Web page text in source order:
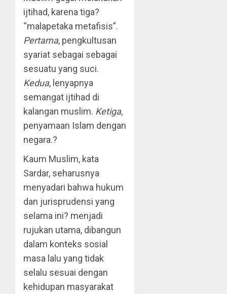
ijtihad, karena tiga?
“malapetaka metafisis”.
Pertama, pengkultusan
syariat sebagai sebagai
sesuatu yang suci.
Kedua, lenyapnya
semangat ijtihad di
kalangan muslim. Ketiga,
penyamaan Islam dengan
negara.?
Kaum Muslim, kata
Sardar, seharusnya
menyadari bahwa hukum
dan jurisprudensi yang
selama ini? menjadi
rujukan utama, dibangun
dalam konteks sosial
masa lalu yang tidak
selalu sesuai dengan
kehidupan masyarakat